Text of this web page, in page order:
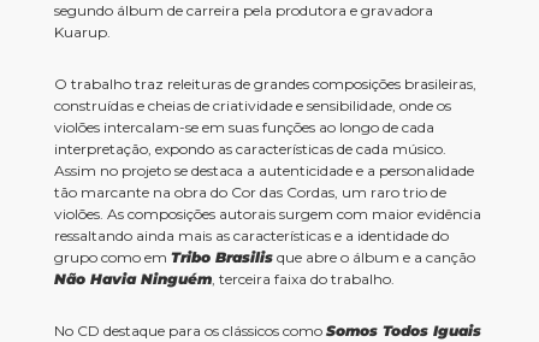
segundo álbum de carreira pela produtora e gravadora
Kuarup.
O trabalho traz releituras de grandes composições brasileiras,
construídas e cheias de criatividade e sensibilidade, onde os
violões intercalam-se em suas funções ao longo de cada
interpretação, expondo as características de cada músico.
Assim no projeto se destaca a autenticidade e a personalidade
tão marcante na obra do Cor das Cordas, um raro trio de
violões. As composições autorais surgem com maior evidência
ressaltando ainda mais as características e a identidade do
grupo como em Tribo Brasilisque abre o álbum e a canção
Não Havia Ninguém, terceira faixa do trabalho.
No CD destaque para os clássicos como Somos Todos Iguais